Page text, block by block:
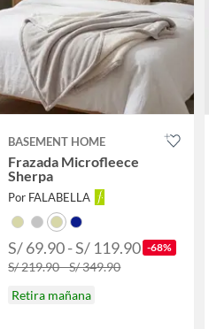
BASEMENT HOME
Frazada Microfleece
Sherpa
Por FALABELLA
S/ 69.90 - S/ 119.90 -68%
S/ 219.90 - S/ 349.90
Retira mañana